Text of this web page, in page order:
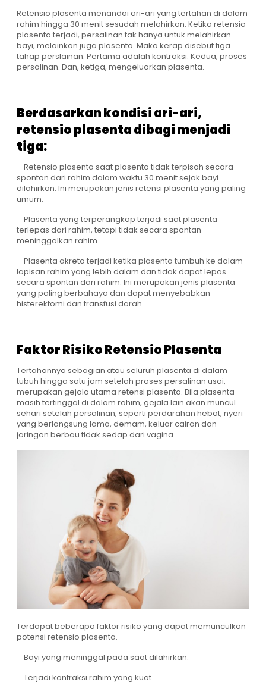
Retensio plasenta menandai ari-ari yang tertahan di dalam
rahim hingga 30 menit sesudah melahirkan. Ketika retensio
plasenta terjadi, persalinan tak hanya untuk melahirkan
bayi, melainkan juga plasenta. Maka kerap disebut tiga
tahap perslainan. Pertama adalah kontraksi. Kedua, proses
persalinan. Dan, ketiga, mengeluarkan plasenta.
Berdasarkan kondisi ari-ari,
retensio plasenta dibagi menjadi
tiga:
Retensio plasenta saat plasenta tidak terpisah secara
spontan dari rahim dalam waktu 30 menit sejak bayi
dilahirkan. Ini merupakan jenis retensi plasenta yang paling
umum.
Plasenta yang terperangkap terjadi saat plasenta
terlepas dari rahim, tetapi tidak secara spontan
meninggalkan rahim.
Plasenta akreta terjadi ketika plasenta tumbuh ke dalam
lapisan rahim yang lebih dalam dan tidak dapat lepas
secara spontan dari rahim. Ini merupakan jenis plasenta
yang paling berbahaya dan dapat menyebabkan
histerektomi dan transfusi darah.
Faktor Risiko Retensio Plasenta
Tertahannya sebagian atau seluruh plasenta di dalam
tubuh hingga satu jam setelah proses persalinan usai,
merupakan gejala utama retensi plasenta. Bila plasenta
masih tertinggal di dalam rahim, gejala lain akan muncul
sehari setelah persalinan, seperti perdarahan hebat, nyeri
yang berlangsung lama, demam, keluar cairan dan
jaringan berbau tidak sedap dari vagina.
Terdapat beberapa faktor risiko yang dapat memunculkan
potensi retensio plasenta.
Bayi yang meninggal pada saat dilahirkan.
Terjadi kontraksi rahim yang kuat.